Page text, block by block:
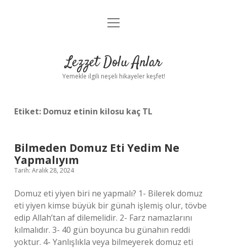
Anasayfa
Yasal Uyarı
menüyü
Lezzet Dolu Anlar
Yemekle ilgili neşeli hikayeler keşfet!
Etiket: Domuz etinin kilosu kaç TL
Bilmeden Domuz Eti Yedim Ne
Yapmalıyım
Tarih: Aralık 28, 2024
Domuz eti yiyen biri ne yapmalı? 1- Bilerek domuz
eti yiyen kimse büyük bir günah işlemiş olur, tövbe
edip Allah’tan af dilemelidir. 2- Farz namazlarını
kılmalıdır. 3- 40 gün boyunca bu günahın reddi
yoktur. 4- Yanlışlıkla veya bilmeyerek domuz eti